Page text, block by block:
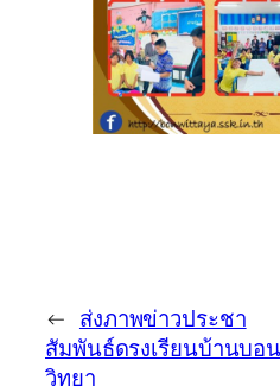
← ส่งภาพข่าวประชา
สัมพันธ์ดรงเรียนบ้านบอน
วิทยา